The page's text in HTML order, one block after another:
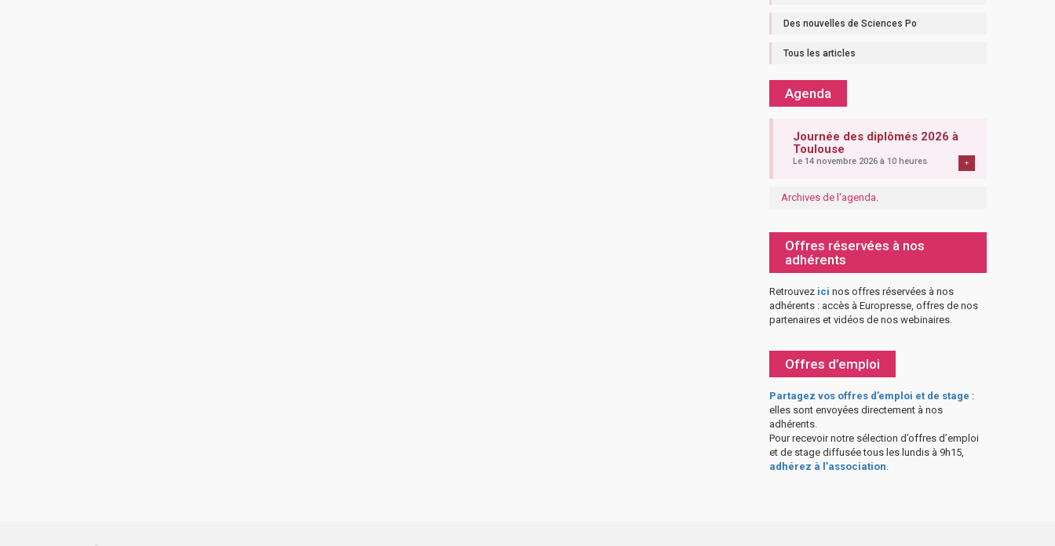
Des nouvelles de Sciences Po
Tous les articles
Agenda
Journée des diplômés 2026 à
Toulouse
Le 14 novembre 2026 à 10 heures +
Archives de l'agenda.
Offres réservées à nos
adhérents
Retrouvez ici nos offres réservées à nos
adhérents : accès à Europresse, offres de nos
partenaires et vidéos de nos webinaires.
Offres d’emploi
Partagez vos offres d’emploi et de stage :
elles sont envoyées directement à nos
adhérents.
Pour recevoir notre sélection d’offres d’emploi
et de stage diffusée tous les lundis à 9h15,
adhérez à l’association.